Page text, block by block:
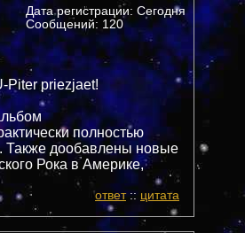
Дата регистрации: Сегодня
Сообщений: 120
Piter priezjaet!
полностью
Также дообавлены новые
Рока в Америке,
ответ:: цитата